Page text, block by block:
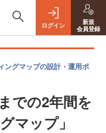
ログイン
新規
会員登録
ングマップの設計・運用ポ
での2年間を
マップ」